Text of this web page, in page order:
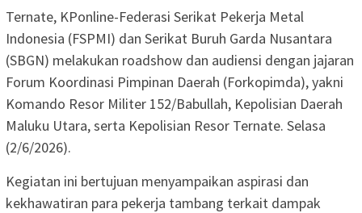
Ternate, KPonline-Federasi Serikat Pekerja Metal
Indonesia (FSPMI) dan Serikat Buruh Garda Nusantara
(SBGN) melakukan roadshow dan audiensi dengan jajaran
Forum Koordinasi Pimpinan Daerah (Forkopimda), yakni
Komando Resor Militer 152/Babullah, Kepolisian Daerah
Maluku Utara, serta Kepolisian Resor Ternate. Selasa
(2/6/2026).
Kegiatan ini bertujuan menyampaikan aspirasi dan
kekhawatiran para pekerja tambang terkait dampak